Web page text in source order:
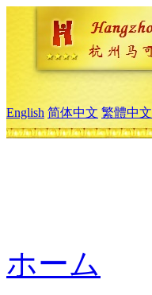
English 简体中文 繁體中文
ホーム